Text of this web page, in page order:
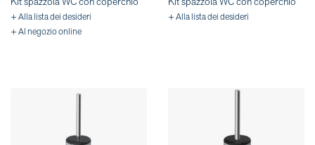
+ Alla lista dei desideri
+ Al negozio online
+ Alla lista dei desideri